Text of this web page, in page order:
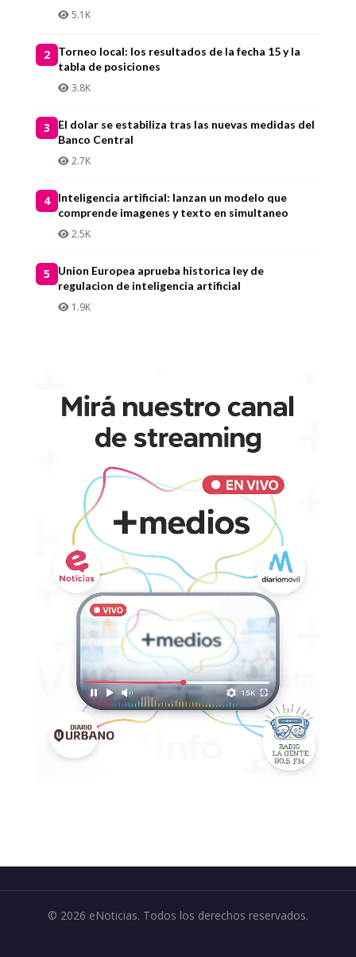
5.1K
2
Torneo local: los resultados de la fecha 15 y la
tabla de posiciones
3.8K
3
El dolar se estabiliza tras las nuevas medidas del
Banco Central
2.7K
4
Inteligencia artificial: lanzan un modelo que
comprende imagenes y texto en simultaneo
2.5K
5
Union Europea aprueba historica ley de
regulacion de inteligencia artificial
1.9K
© 2026 eNoticias. Todos los derechos reservados.